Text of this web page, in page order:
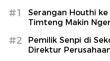
#1
Serangan Houthi
Timteng Makin
#2
Pemilik Senpi di
Direktur